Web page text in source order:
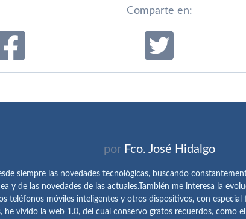
Comparte en:
por Fco. José Hidalgo
siempre las novedades tecnológicas, buscando
y de las novedades de las actuales.También me interesa la
teléfonos móviles inteligentes y otros dispositivos, con
he vivido la web 1.0, del cual conservo gratos recuerdos, como